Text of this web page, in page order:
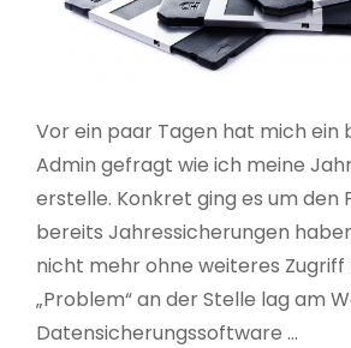
Vor ein paar Tagen hat mich
Admin gefragt wie ich meine
erstelle. Konkret ging es um den
bereits Jahressicherungen
nicht mehr ohne weiteres Zugriff
„Problem“ an der Stelle lag am
Datensicherungssoftware …